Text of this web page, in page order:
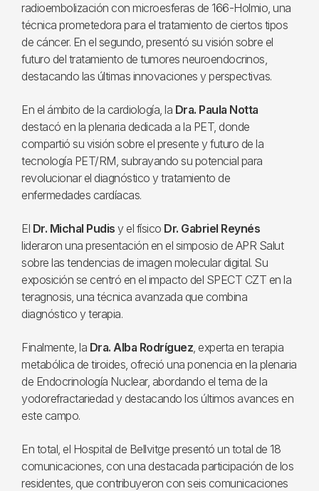
radioembolización con microesferas de 166-Holmio, una
técnica prometedora para el tratamiento de ciertos tipos
de cáncer. En el segundo, presentó su visión sobre el
futuro del tratamiento de tumores neuroendocrinos,
destacando las últimas innovaciones y perspectivas.
En el ámbito de la cardiología, la Dra. Paula Notta
destacó en la plenaria dedicada a la PET, donde
compartió su visión sobre el presente y futuro de la
tecnología PET/RM, subrayando su potencial para
revolucionar el diagnóstico y tratamiento de
enfermedades cardíacas.
El Dr. Michal Pudis y el físico Dr. Gabriel Reynés
lideraron una presentación en el simposio de APR Salut
sobre las tendencias de imagen molecular digital. Su
exposición se centró en el impacto del SPECT CZT en la
teragnosis, una técnica avanzada que combina
diagnóstico y terapia.
Finalmente, la Dra. Alba Rodríguez, experta en terapia
metabólica de tiroides, ofreció una ponencia en la plenaria
de Endocrinología Nuclear, abordando el tema de la
yodorefractariedad y destacando los últimos avances en
este campo.
En total, el Hospital de Bellvitge presentó un total de 18
comunicaciones, con una destacada participación de los
residentes, que contribuyeron con seis comunicaciones